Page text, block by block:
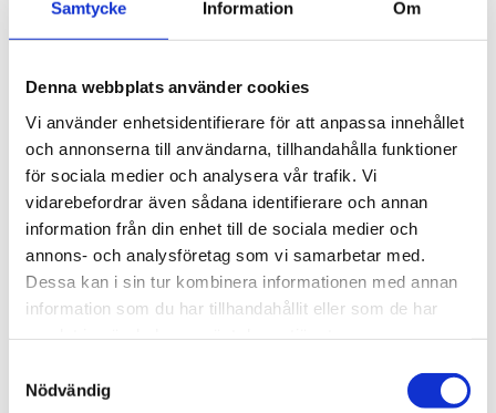
Samtycke Information Om
Denna webbplats använder cookies
Vi använder enhetsidentifierare för att anpassa innehållet
och annonserna till användarna, tillhandahålla funktioner
för sociala medier och analysera vår trafik. Vi
vidarebefordrar även sådana identifierare och annan
information från din enhet till de sociala medier och
annons- och analysföretag som vi samarbetar med.
Dessa kan i sin tur kombinera informationen med annan
information som du har tillhandahållit eller som de har
Nödvändig
Gör investeringarna mer lönsamma och förutsägbara.
Anpassa stöd och styrmedel till olika typer av åkerier.
Stärk efterfrågan på fossilfria transporter.
Utveckla laddning som en integrerad del av
transportsystemet.
Skapa långsiktiga och stabila spelregler för
investeringar.
Rapporten har tagits fram av Implement Consulting Group
i samarbete med Sveriges Åkeriföretag. Den bygger på en